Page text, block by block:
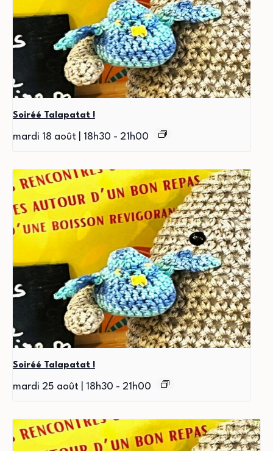
Soiréé Talapatat !
mardi 18 août | 18h30 - 21h00
Soiréé Talapatat !
mardi 25 août | 18h30 - 21h00